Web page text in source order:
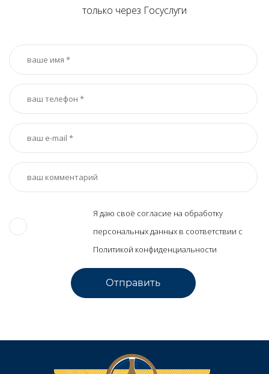
только через Госуслуги
Я даю своё согласие на обработку
персональных данных в соответствии с
Политикой конфиденциальности